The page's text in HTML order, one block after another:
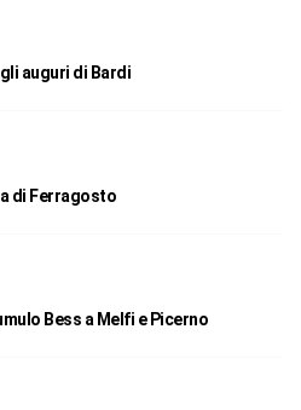
auguri di Bardi
di Ferragosto
Bess a Melfi e Picerno